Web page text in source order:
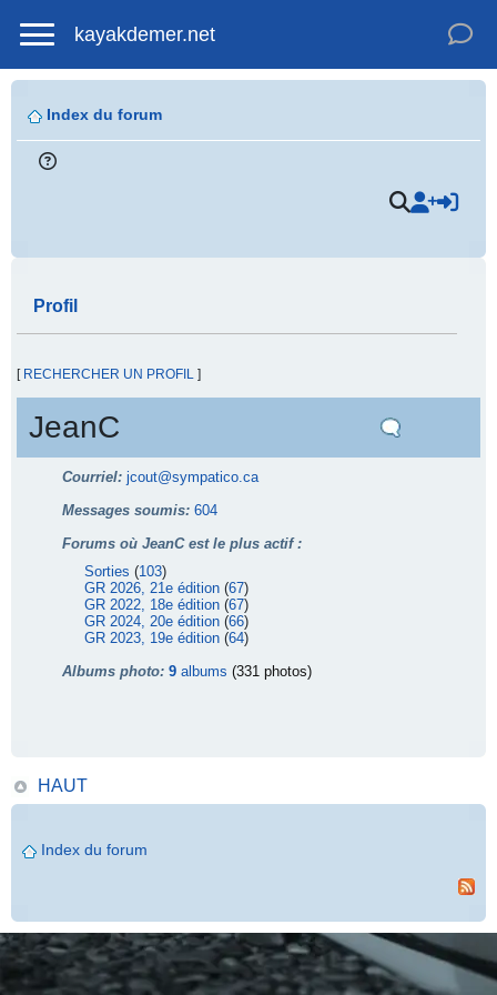
kayakdemer.net
Index du forum
Profil
[ RECHERCHER UN PROFIL ]
JeanC
Courriel: jcout@sympatico.ca
Messages soumis: 604
Forums où JeanC est le plus actif :
Sorties (103)
GR 2026, 21e édition (67)
GR 2022, 18e édition (67)
GR 2024, 20e édition (66)
GR 2023, 19e édition (64)
Albums photo: 9 albums (331 photos)
HAUT
Index du forum